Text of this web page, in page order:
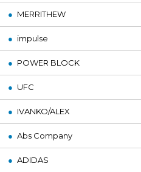
MERRITHEW
impulse
POWER BLOCK
UFC
IVANKO/ALEX
Abs Company
ADIDAS